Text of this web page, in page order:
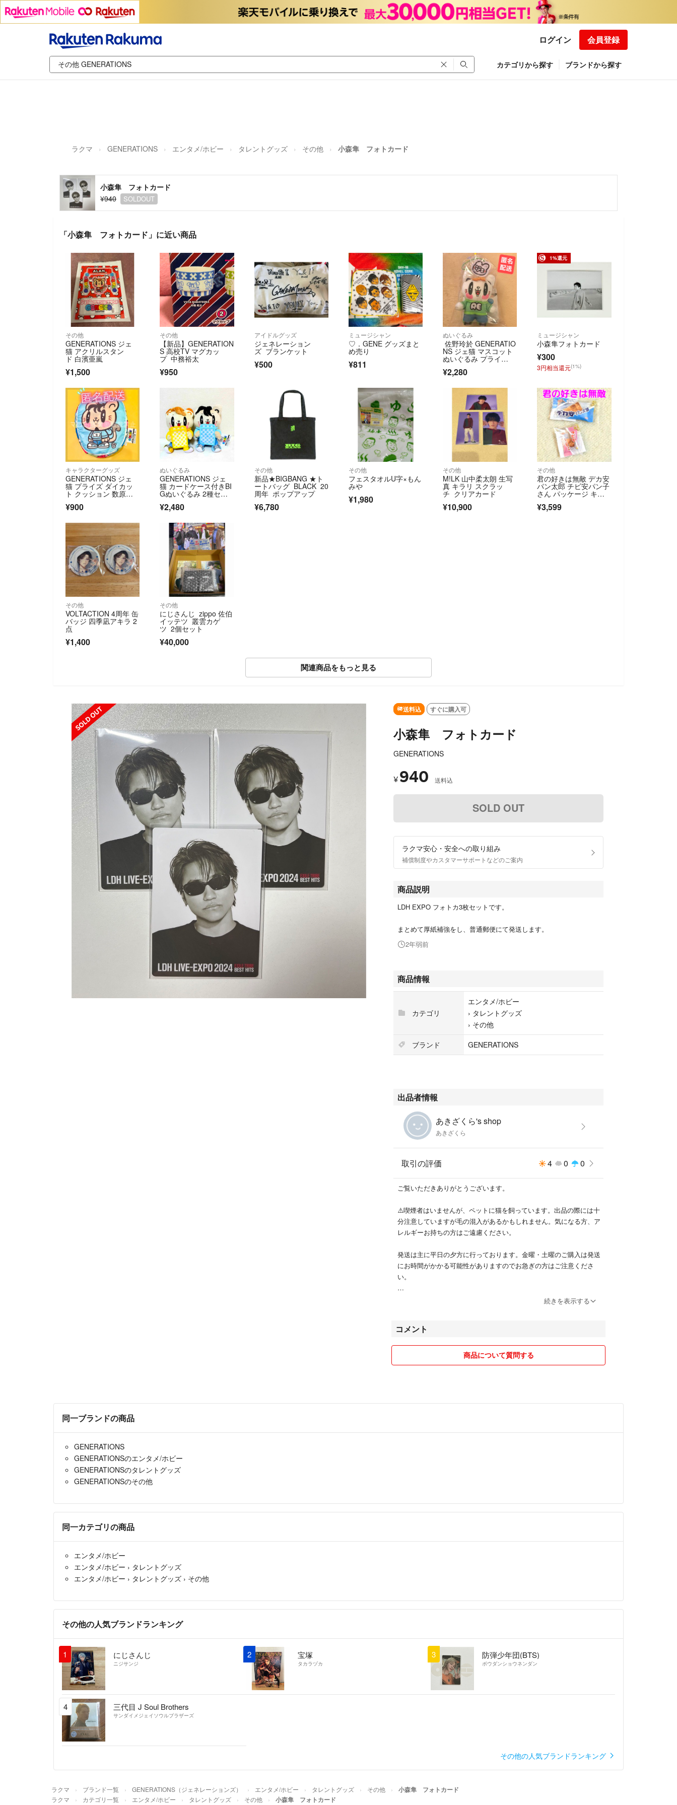
ログイン 会員登録
カテゴリから探す ブランドから探す
ラクマ GENERATIONS エンタメ/ホビー タレントグッズ その他 小森隼 フォトカード
小森隼 フォトカード
¥940
SOLDOUT
「小森隼 フォトカード」に近い商品
その他
GENERATIONS ジェ
猫 アクリルスタン
ド 白濱亜嵐
¥1,500
その他
【新品】GENERATION
S 高校TV マグカッ
プ 中務裕太
¥950
アイドルグッズ
ジェネレーション
ズ ブランケット
¥500
ミュージシャン
♡．GENE グッズまと
め売り
¥811
ぬいぐるみ
佐野玲於 GENERATIO
NS ジェ猫 マスコット
ぬいぐるみ プライ
ズ レオ
¥2,280
1%還元
ミュージシャン
小森隼フォトカード
¥300
3円相当還元(1%)
キャラクターグッズ
GENERATIONS ジェ
猫 プライズ ダイカッ
ト クッション 数原龍
¥900
ぬいぐるみ
GENERATIONS ジェ
猫 カードケース付きBI
Gぬいぐるみ 2種セッ
¥2,480
その他
新品★BIGBANG ★ト
ートバッグ BLACK 20
周年 ポップアップ
¥6,780
その他
フェスタオルU字×もん
みや
¥1,980
その他
M!LK 山中柔太朗 生写
真 キラリ スクラッ
チ クリアカード
¥10,900
その他
君の好きは無敵 デカ安
パン太郎 チビ安パン子
さん パッケージ キー
¥3,599
その他
VOLTACTION 4周年 缶
バッジ 四季凪アキラ 2
点
¥1,400
その他
にじさんじ zippo 佐伯
イッテツ 叢雲カゲ
ツ 2個セット
¥40,000
関連商品をもっと見る
SOLD OUT 送料込 すぐに購入可
小森隼 フォトカード
GENERATIONS
¥ 940 送料込
SOLD OUT
ラクマ安心・安全への取り組み
補償制度やカスタマーサポートなどのご案内
商品説明
LDH EXPO フォトカ3枚セットです。
まとめて厚紙補強をし、普通郵便にて発送します。
2年弱前
商品情報
カテゴリ
エンタメ/ホビー
› タレントグッズ
› その他
ブランド
GENERATIONS
出品者情報
あきざくら's shop
あきざくら
取引の評価 4 0 0
ご覧いただきありがとうございます。
⚠️喫煙者はいませんが、ペットに猫を飼っています。出品の際には十
分注意していますが毛の混入があるかもしれません。気になる方、ア
レルギーお持ちの方はご遠慮ください。
発送は主に平日の夕方に行っております。金曜・土曜のご購入は発送
にお時間がかかる可能性がありますのでお急ぎの方はご注意くださ
い。
信するようにしています。取引メッセージなしの方にはこちらもお送
りしませんが各商品に記載している「発送までの日数」の間には発送
発送方法をご確認いただき変更をご希望の場合はコメント欄よりご連
続きを表示する
コメント
商品について質問する
同一ブランドの商品
GENERATIONS
GENERATIONSのエンタメ/ホビー
GENERATIONSのタレントグッズ
GENERATIONSのその他
同一カテゴリの商品
エンタメ/ホビー
エンタメ/ホビー › タレントグッズ
エンタメ/ホビー › タレントグッズ › その他
その他の人気ブランドランキング
1 にじさんじ
ニジサンジ
2 宝塚
タカラヅカ
3 防弾少年団(BTS)
ボウダンショウネンダン
4 三代目 J Soul Brothers
サンダイメジェイソウルブラザーズ
その他の人気ブランドランキング
ラクマ ブランド一覧 GENERATIONS（ジェネレーションズ） エンタメ/ホビー タレントグッズ その他 小森隼 フォトカード
ラクマ カテゴリ一覧 エンタメ/ホビー タレントグッズ その他 小森隼 フォトカード